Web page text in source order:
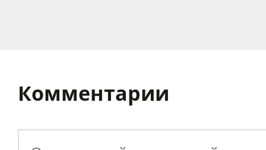
Комментарии